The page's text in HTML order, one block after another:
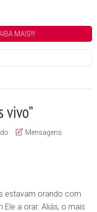
MAIS!!!
vivo”
Mensagens
estavam orando com
Ele a orar. Aliás, o mais